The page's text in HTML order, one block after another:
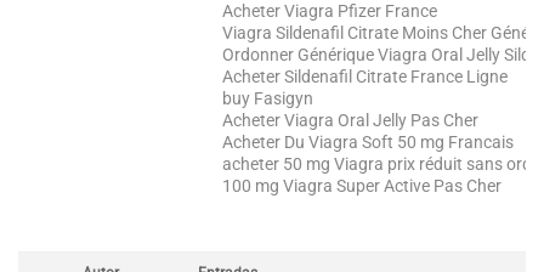
Acheter Viagra Pfizer France
Viagra Sildenafil Citrate Moins Cher
Ordonner Générique Viagra Oral Jelly
Acheter Sildenafil Citrate France Ligne
buy Fasigyn
Acheter Viagra Oral Jelly Pas Cher
Acheter Du Viagra Soft 50 mg Francais
acheter 50 mg Viagra prix réduit sans
100 mg Viagra Super Active Pas Cher